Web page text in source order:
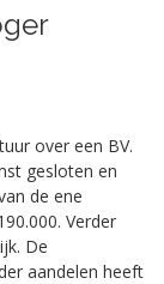
over een BV.
gesloten en
de ene
Verder
De
aandelen heeft